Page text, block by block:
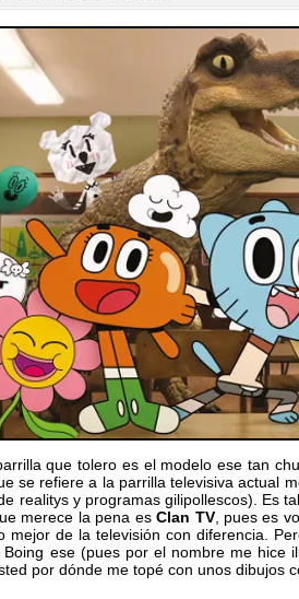
que tolero es el modelo ese tan
se refiere a la parrilla televisiva actual
realitys y programas gilipollescos). Es
merece la pena esClan TV, pues es
mejor de la televisión con diferencia.
ese (pues por el nombre me hice
por dónde me topé con unos dibujos